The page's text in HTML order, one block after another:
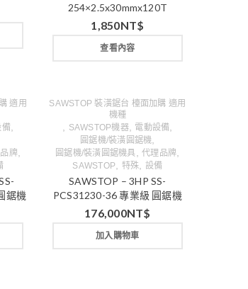
254×2.5x30mmx120T
1,850NT$
查看內容
適用
備,
牌,
鋸機
SAWSTOP 裝潢鋸台 檯面加購 適用
機種
SAWSTOP機器, 電動設備
圓鋸機/裝潢圓鋸機
圓鋸機/裝潢圓鋸機具 ,代理品牌
SAWSTOP 特殊 設備
SAWSTOP – 3HP SS-
PCS31230-36 專業級 圓鋸機
176,000NT$
加入購物車